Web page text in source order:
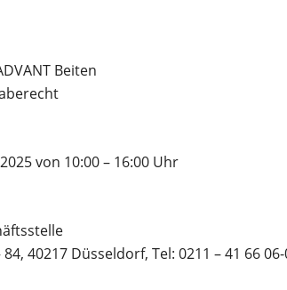
Beiten
von 10:00 – 16:00 Uhr
40217 Düsseldorf, Tel: 0211 – 41 66